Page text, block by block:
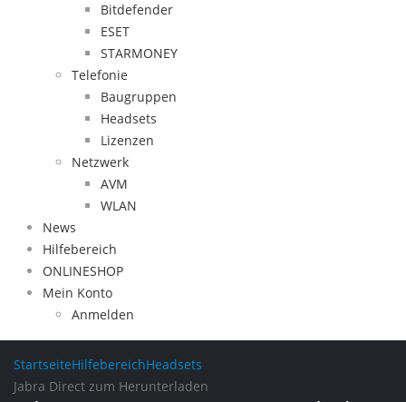
Bitdefender
ESET
STARMONEY
Telefonie
Baugruppen
Headsets
Lizenzen
Netzwerk
AVM
WLAN
News
Hilfebereich
ONLINESHOP
Mein Konto
Anmelden
StartseiteHilfebereichHeadsets
Jabra Direct zum Herunterladen